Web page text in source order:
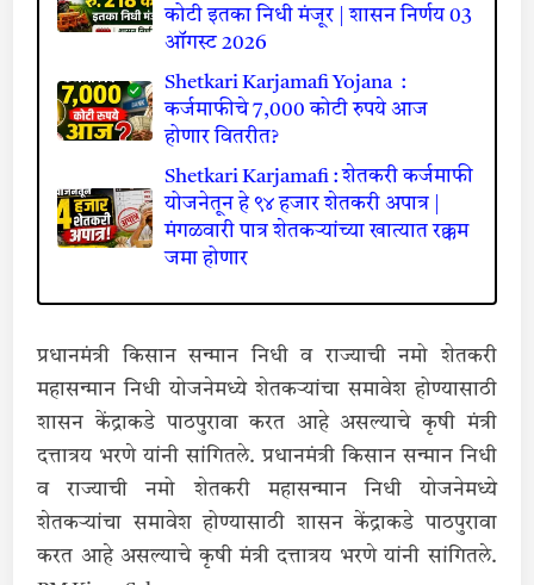
कोटी इतका निधी मंजूर | शासन निर्णय 03
ऑगस्ट 2026
Shetkari Karjamafi Yojana :
कर्जमाफीचे 7,000 कोटी रुपये आज
होणार वितरीत?
Shetkari Karjamafi : शेतकरी कर्जमाफी
योजनेतून हे ९४ हजार शेतकरी अपात्र |
मंगळवारी पात्र शेतकऱ्यांच्या खात्यात रक्कम
जमा होणार
प्रधानमंत्री किसान सन्मान निधी व राज्याची नमो शेतकरी
महासन्मान निधी योजनेमध्ये शेतकऱ्यांचा समावेश होण्यासाठी
शासन केंद्राकडे पाठपुरावा करत आहे असल्याचे कृषी मंत्री
दत्तात्रय भरणे यांनी सांगितले. प्रधानमंत्री किसान सन्मान निधी
व राज्याची नमो शेतकरी महासन्मान निधी योजनेमध्ये
शेतकऱ्यांचा समावेश होण्यासाठी शासन केंद्राकडे पाठपुरावा
करत आहे असल्याचे कृषी मंत्री दत्तात्रय भरणे यांनी सांगितले.